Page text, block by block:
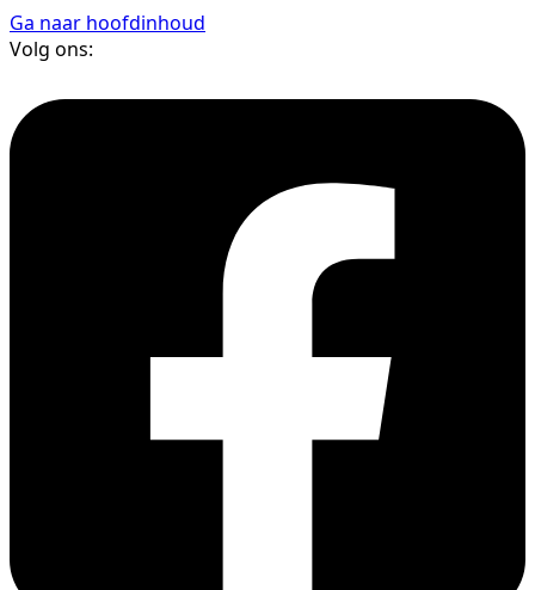
Ga naar hoofdinhoud
Volg ons: